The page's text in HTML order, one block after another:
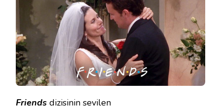
MONICA’NIN
10
REPLIĞI
IÇIN
Friends dizisinin sevilen